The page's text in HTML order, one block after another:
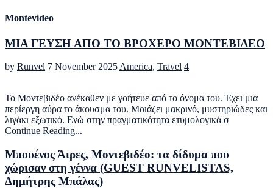
Montevideo
ΜΙΑ ΓΕΥΣΗ ΑΠΟ ΤΟ ΒΡΟΧΕΡΟ ΜΟΝΤΕΒΙΔΕΟ
by Runvel 7 November 2025 America, Travel 4
Το Μοντεβιδέο ανέκαθεν με γοήτευε από το όνομα του. Έχει μια
περίεργη αύρα το άκουσμα του. Μοιάζει μακρινό, μυστηριώδες και
λιγάκι εξωτικό. Ενώ στην πραγματικότητα ετυμολογικά σ
Continue Reading...
Μπουένος Άιρες, Μοντεβιδέο: τα δίδυμα που
χώρισαν στη γέννα (GUEST RUNVELISTAS,
Δημήτρης Μπάλας)